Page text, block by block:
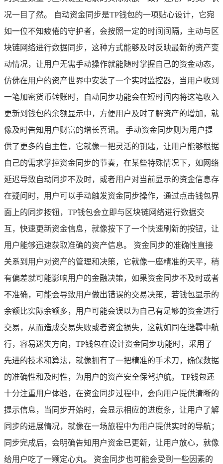
况一目了然。 自动资金同步是TP钱包的一项贴心设计，它宛
如一位不知疲倦的守护者，会按照一定的时间间隔，主动与区
块链网络进行数据同步，这种方式能够及时反映最新的资产变
动情况，让用户无需手动操作就能随时掌握自己的资金动态，
仿佛在用户的资产世界中安装了一个实时监控器，当用户收到
一笔加密货币转账时，自动同步功能会在短时间内将这笔收入
更新到钱包的余额显示中，方便用户及时了解资产的增加，就
像及时告知用户财富的增长喜讯。 手动资金同步则为用户提
供了更多的自主性，它就像一把灵活的钥匙，让用户能够根据
自己的需求掌控资金同步的节奏，在某些特殊情况下，如网络
延迟导致自动同步不及时，或者用户对当前显示的资金信息存
在疑问时，用户可以手动触发资金同步操作，通过点击钱包界
面上的同步按钮，TP钱包会立即与区块链网络进行数据交
互，快速更新资金信息，就像按下了一个快速刷新的按钮，让
用户能够迅速获取准确的资产信息。 资金同步的准确性直接
关系到用户对资产的管理和决策，它就像一座精准的天平，稍
有偏差就可能影响用户的金融决策，如果资金同步不及时或者
不准确，可能会导致用户做出错误的交易决策，若钱包显示的
余额比实际余额多，用户可能会误以为自己有足够的资金进行
交易，从而造成交易失败或者资金损失，这就如同在迷雾中航
行，容易迷失方向，TP钱包在设计资金同步功能时，采用了
先进的技术和算法，就像拥有了一把精准的手术刀，确保数据
的准确性和及时性，为用户的资产安全保驾护航。 TP钱包还
十分注重用户体验，在资金同步过程中，会向用户提供清晰的
提示信息，当同步开始时，会显示相应的进度条，让用户了解
同步的进展情况，就像在一场旅程中为用户提供实时的导航；
同步完成后，会明确告知用户资金已更新，让用户放心，就像
给用户吃了一颗定心丸。 资金同步也可能会受到一些因素的